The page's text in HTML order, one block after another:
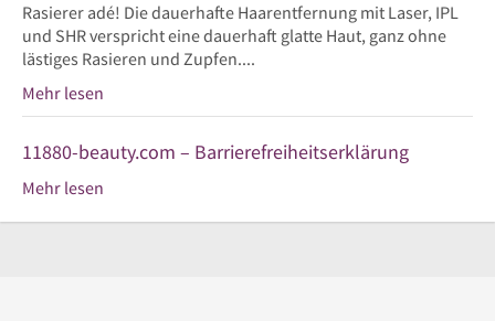
Rasierer adé! Die dauerhafte Haarentfernung mit Laser, IPL
und SHR verspricht eine dauerhaft glatte Haut, ganz ohne
lästiges Rasieren und Zupfen....
Mehr lesen
11880-beauty.com – Barrierefreiheitserklärung
Mehr lesen